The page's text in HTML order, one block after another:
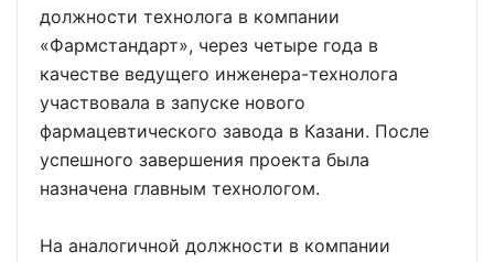
должности технолога в компании
«Фармстандарт», через четыре года в
качестве ведущего инженера-технолога
участвовала в запуске нового
фармацевтического завода в Казани. После
успешного завершения проекта была
назначена главным технологом.
На аналогичной должности в компании